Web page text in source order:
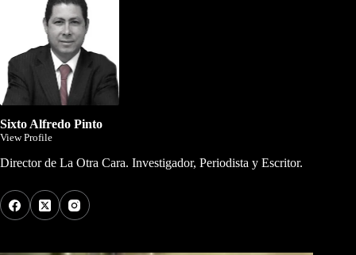
Sixto Alfredo Pinto
View Profile
Director de La Otra Cara. Investigador, Periodista y Escritor.